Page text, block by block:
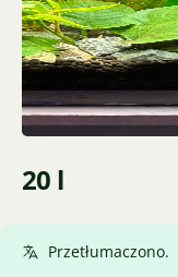
20 l
Przetłumaczono.